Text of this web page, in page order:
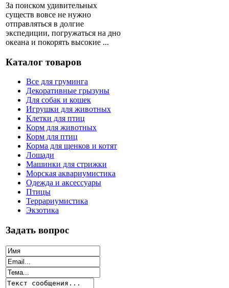
За поиском удивительных
существ вовсе не нужно
отправляться в долгие
экспедиции, погружаться на дно
океана и покорять высокие ...
Каталог товаров
Все для груминга
Декоративные грызуны
Для собак и кошек
Игрушки для животных
Клетки для птиц
Корм для животных
Корм для птиц
Корма для щенков и котят
Лошади
Машинки для стрижки
Морская аквариумистика
Одежда и аксессуары
Птицы
Террариумистика
Экзотика
Задать вопрос